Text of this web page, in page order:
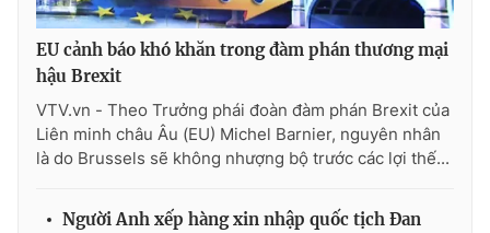
VTV4 Vươn mình bằng AI
VTV9 VTV8
EU cảnh báo khó khăn trong đàm phán thương mại
hậu Brexit
VTV.vn - Theo Trưởng phái đoàn đàm phán Brexit của
Liên minh châu Âu (EU) Michel Barnier, nguyên nhân
là do Brussels sẽ không nhượng bộ trước các lợi thế...
Người Anh xếp hàng xin nhập quốc tịch Đan